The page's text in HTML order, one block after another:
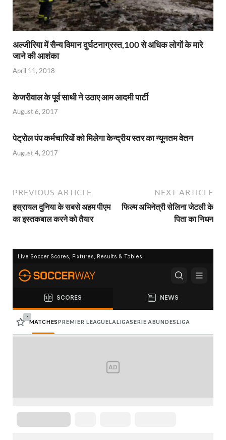
अल्‍जीरिया में सैन्‍य विमान दुर्घटनाग्रस्‍त,100 से अधिक लोगों के मारे
जाने की आशंका
April 11, 2018
केजरीवाल के पूर्व साथी ने उठाए आम आदमी पार्टी
August 6, 2017
पेट्रोल पंप कर्मचारियों को मिलेगा केन्द्रीय स्तर का न्यूनतम वेतन
August 4, 2017
PREVIOUS ARTICLE
इस्रायल दुनिया के सबसे अहम पीएम
का इस्‍तकबाल करने को तैयार
NEXT ARTICLE
फिल्म अभिनेत्री सेलिना जेटली के
पिता का निधन